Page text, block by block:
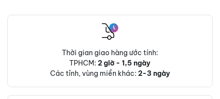
Thời gian giao hàng ước tính:
TPHCM:2 giờ - 1,5 ngày
Các tỉnh, vùng miền khác: 2-3 ngày